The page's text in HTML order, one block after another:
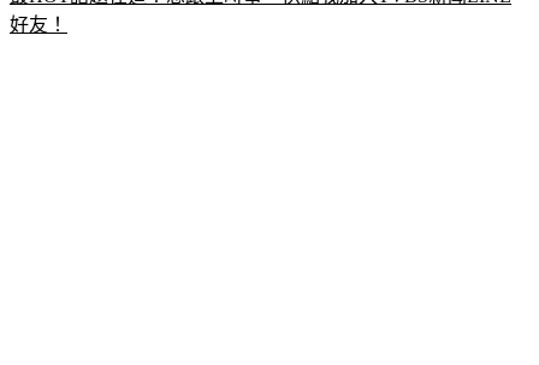
最HOT話題在這！想跟上時事，快點我加入TVBS新聞LINE